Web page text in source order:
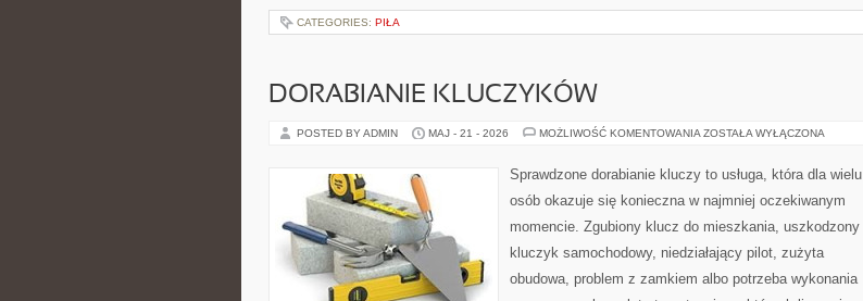
CATEGORIES: PIŁA
DORABIANIE KLUCZYKÓW
POSTED BY ADMIN MAJ - 21 - 2026 MOŻLIWOŚĆ KOMENTOWANIA DORABIANIE
ZOSTAŁA WYŁĄCZONA
Sprawdzone dorabianie kluczy to usługa, która dla wielu
osób okazuje się konieczna w najmniej oczekiwanym
momencie. Zgubiony klucz do mieszkania, uszkodzony
kluczyk samochodowy, niedziałający pilot, zużyta
obudowa, problem z zamkiem albo potrzeba wykonania